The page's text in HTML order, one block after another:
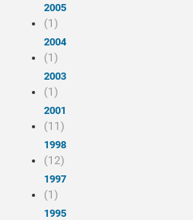
2005
(1)
2004
(1)
2003
(1)
2001
(11)
1998
(12)
1997
(1)
1995